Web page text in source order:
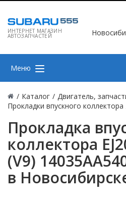
ИНТЕРНЕТ МАГАЗИН
АВТОЗАПЧАСТЕЙ
Меню
/ Каталог / Двигатель,
Прокладки впускного коллектора
Прокладка
коллектора
(V9)
в